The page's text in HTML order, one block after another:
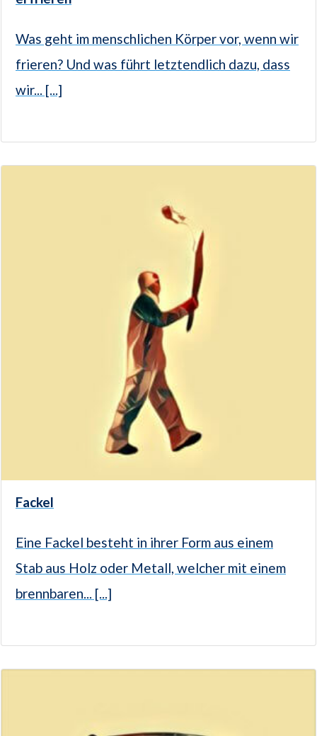
Was geht im menschlichen Körper vor, wenn wir
frieren? Und was führt letztendlich dazu, dass
wir... [...]
Fackel
Eine Fackel besteht in ihrer Form aus einem
Stab aus Holz oder Metall, welcher mit einem
brennbaren... [...]